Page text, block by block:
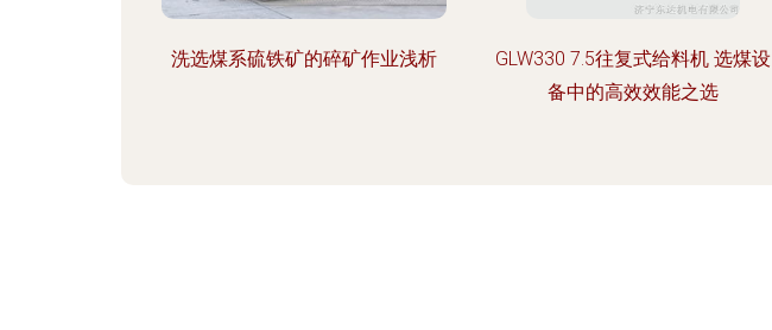
洗选煤系硫铁矿的碎矿作业浅析
GLW330 7.5往复式给料机 选煤设
备中的高效效能之选